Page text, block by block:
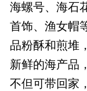
海螺号、海石
首饰、渔女帽
品粉酥和煎堆
新鲜的海产品
不但可带回家